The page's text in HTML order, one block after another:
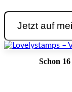
Suchen
Schon